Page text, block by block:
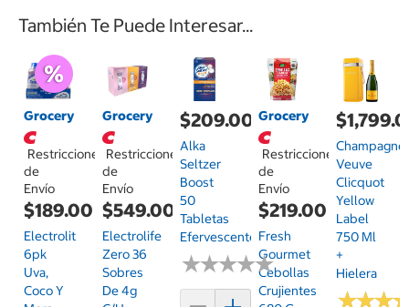
También Te Puede Interesar...
Grocery
Restricciones
de
Envío
$189.00
Electrolit
6pk
Uva,
Coco Y
Grocery
Restricciones
de
Envío
$549.00
Electrolife
Zero 36
Sobres
De 4g
$209.00
Alka
Seltzer
Boost
50
Tabletas
Efervescentes
★★★★★
★★★★★
Grocery
Restricciones
de
Envío
$219.00
Fresh
Gourmet
Cebollas
Crujientes
Champagne
Veuve
Clicquot
Yellow
Label
750 Ml
+
Hielera
★★★
★★★